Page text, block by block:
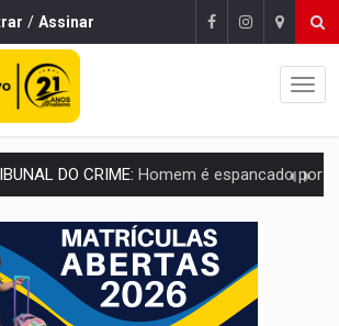
/ Assinar
Perseguição é registrada no shopping após colombiana furtar
Apostas online começam a afetar produtividade e rotina
Plantar árvores não será mais suficiente para
NA LUA:Cientistas alertam para possível base secreta no satélite